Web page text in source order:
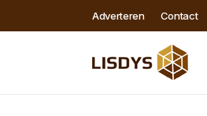
Adverteren Contact